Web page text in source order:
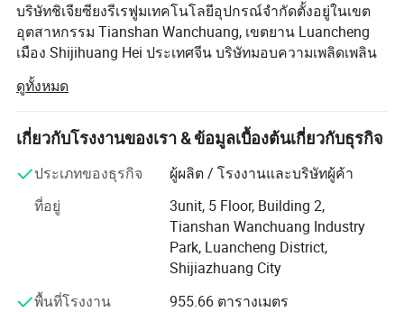
บริษัทชิเจียซียงรีเรฟูมเทคโนโลยีอุปกรณ์จำกัดตั้งอยู่ในเขต
อุตสาหกรรม Tianshan Wanchuang, เขตยาน Luancheng
เมือง Shijihuang Hei ประเทศจีน บริษัทมอบความเพลิดเพลิน
ใจไปกับบริการรับส่งที่สะดวกสบายและสภาพแวดล้อมที่
สวยงามใช้เวลาเดินทางเพียง 20 นาทีเพื่อไปยังสถานีรถไฟ
Shijiazahuang และใช้เวลาเดินทาง 45 นาทีเพื่อไปยังสนาม
บิน Shijiazuang
บริษัทของเราเป็นบริษัทวิจัยและพัฒนาเทคโนโลยีขั้นสูงที่มี
และการขายอุปกรณ์เทียม ในฐานะบริษัทที่เน้นการผลิตซึ่ง
ผนวกรวมการวิจัยและพัฒนาการผลิตเรามีโรงงานหล่อที่มี
ความเที่ยงตรงสูงเครื่องกลึงที่ควบคุมด้วยดิจิตอลและศูนย์
เครื่องจักรโรงงานประกอบชิ้นส่วนที่มีความแม่นยำสูงและ
ห้องปฏิบัติการวิจัยและพัฒนาของเราเองซึ่งเป็นการรับ
ดูทั้งหมด
เกี่ยวกับโรงงานของเรา & ข้อมูลเบื้องต้นเกี่ยวกับธุรกิจ
ประเภทของธุรกิจ
ผู้ผลิต / โรงงานและบริษัทผู้ค้า
ที่อยู่
3unit, 5 Floor, Building 2,
Tianshan Wanchuang Industry
Park, Luancheng District,
Shijiazhuang City
พื้นที่โรงงาน
955.66 ตารางเมตร